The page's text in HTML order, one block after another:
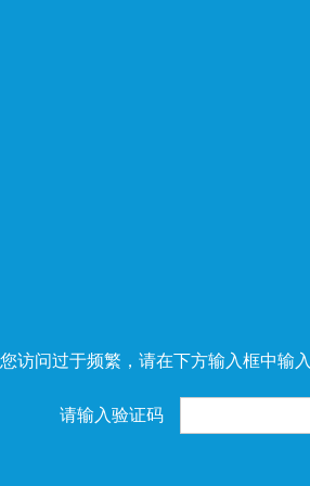
访问过于频繁，请在下方输入框中输入
请输入验证码